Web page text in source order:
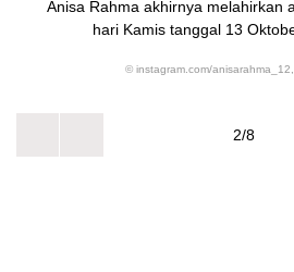
Anisa Rahma akhirnya melahirkan
hari Kamis tanggal 13
© instagram.com/
2/8